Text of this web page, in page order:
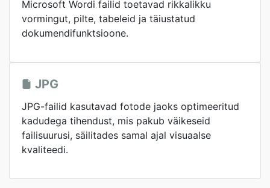
Microsoft Wordi failid toetavad rikkalikku
vormingut, pilte, tabeleid ja täiustatud
dokumendifunktsioone.
JPG
JPG-failid kasutavad fotode jaoks optimeeritud
kadudega tihendust, mis pakub väikeseid
failisuurusi, säilitades samal ajal visuaalse
kvaliteedi.